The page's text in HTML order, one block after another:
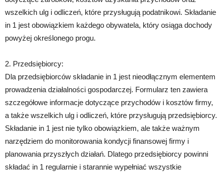
wszelkich ulg i odliczeń, które przysługują podatnikowi. Składanie
in 1 jest obowiązkiem każdego obywatela, który osiąga dochody
powyżej określonego progu.
2. Przedsiębiorcy:
Dla przedsiębiorców składanie in 1 jest nieodłącznym elementem
prowadzenia działalności gospodarczej. Formularz ten zawiera
szczegółowe informacje dotyczące przychodów i kosztów firmy,
a także wszelkich ulg i odliczeń, które przysługują przedsiębiorcy.
Składanie in 1 jest nie tylko obowiązkiem, ale także ważnym
narzędziem do monitorowania kondycji finansowej firmy i
planowania przyszłych działań. Dlatego przedsiębiorcy powinni
składać in 1 regularnie i starannie wypełniać wszystkie